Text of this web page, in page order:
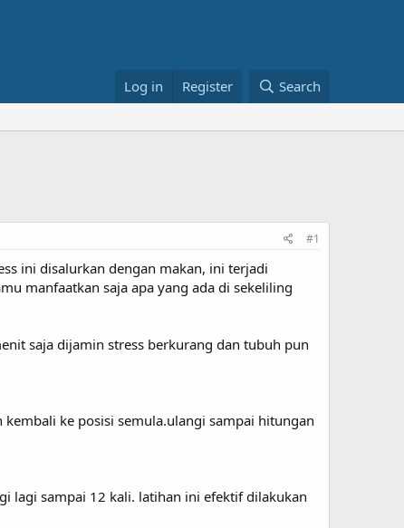
Log in Register Search
#1
ini disalurkan dengan makan, ini terjadi
manfaatkan saja apa yang ada di sekeliling
saja dijamin stress berkurang dan tubuh pun
ke posisi semula.ulangi sampai hitungan
lagi sampai 12 kali. latihan ini efektif dilakukan